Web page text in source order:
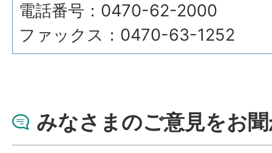
電話番号：0470-62-2000
ファックス：0470-63-1252
みなさまのご意見をお